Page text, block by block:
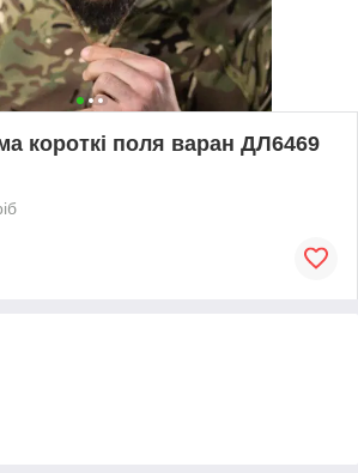
короткі поля варан ДЛ6469